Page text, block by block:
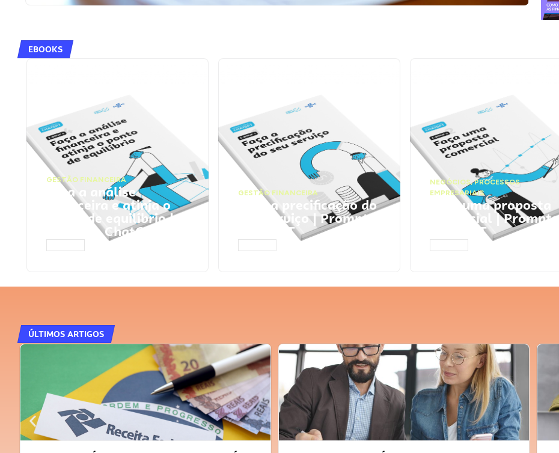
EBOOKS
GESTÃO FINANCEIRA
Faça a análise
financeira e atinja o
ponto de equilíbrio |
Prompts ChatGPT
GESTÃO FINANCEIRA
Faça a precificação do
seu serviço | Prompts
ChatGPT
NEGÓCIOS,PROCESSOS
EMPRESARIAIS
Faça uma proposta
comercial | Prompts
ChatGPT
ÚLTIMOS ARTIGOS